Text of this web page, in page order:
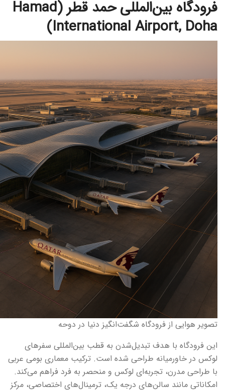
فرودگاه بین‌المللی حمد قطر (Hamad
International Airport, Doha)
تصویر هوایی از فرودگاه شگفت‌انگیز دنیا در دوحه
این فرودگاه با هدف تبدیل‌شدن به قطب بین‌المللی سفرهای
لوکس در خاورمیانه طراحی شده است. ترکیب معماری بومی عربی
با طراحی مدرن، تجربه‌ای لوکس و منحصر به فرد فراهم می‌کند.
امکاناتی مانند سالن‌های درجه یک، ترمینال‌های اختصاصی، مرکز